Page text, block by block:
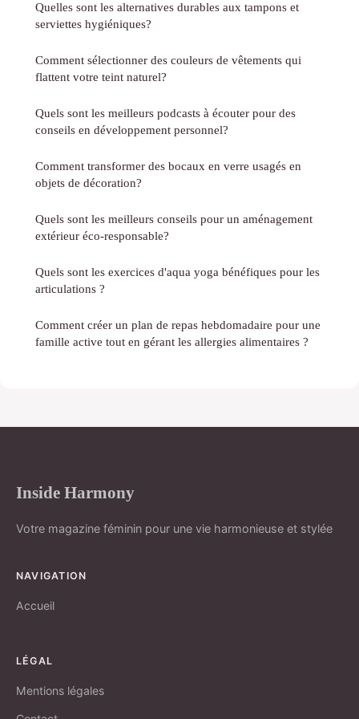
Quelles sont les alternatives durables aux tampons et
serviettes hygiéniques?
Comment sélectionner des couleurs de vêtements qui
flattent votre teint naturel?
Quels sont les meilleurs podcasts à écouter pour des
conseils en développement personnel?
Comment transformer des bocaux en verre usagés en
objets de décoration?
Quels sont les meilleurs conseils pour un aménagement
extérieur éco-responsable?
Quels sont les exercices d'aqua yoga bénéfiques pour les
articulations ?
Comment créer un plan de repas hebdomadaire pour une
famille active tout en gérant les allergies alimentaires ?
Inside Harmony
Votre magazine féminin pour une vie harmonieuse et stylée
NAVIGATION
Accueil
LÉGAL
Mentions légales